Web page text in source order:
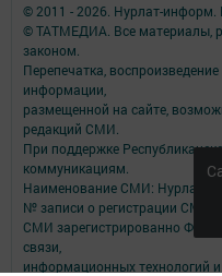
© 2011 - 2026. Нурлат-⁠
© ТАТМЕДИА. Все материалы,
законом.
Перепечатка,
информации,
размещенной на сайте,
редакций СМИ.
При поддержке
коммуникациям.
Наименование СМИ: Нурлат-⁠
№ записи о регистрации СМИ,
СМИ зарегистрированно
связи,
информационных технологий